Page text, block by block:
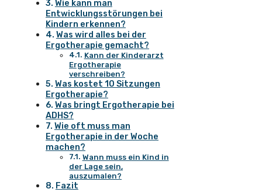
Wie kann man
Entwicklungsstörungen bei
Kindern erkennen?
Was wird alles bei der
Ergotherapie gemacht?
Kann der Kinderarzt
Ergotherapie
verschreiben?
Was kostet 10 Sitzungen
Ergotherapie?
Was bringt Ergotherapie bei
ADHS?
Wie oft muss man
Ergotherapie in der Woche
machen?
Wann muss ein Kind in
der Lage sein,
auszumalen?
Fazit